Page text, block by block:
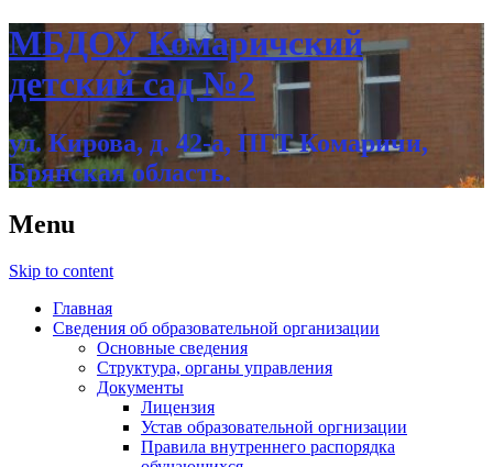
МБДОУ Комаричский
детский сад №2
ул. Кирова, д. 42-а, ПГТ Комаричи,
Брянская область.
Menu
Skip to content
Главная
Сведения об образовательной организации
Основные сведения
Структура, органы управления
Документы
Лицензия
Устав образовательной оргнизации
Правила внутреннего распорядка